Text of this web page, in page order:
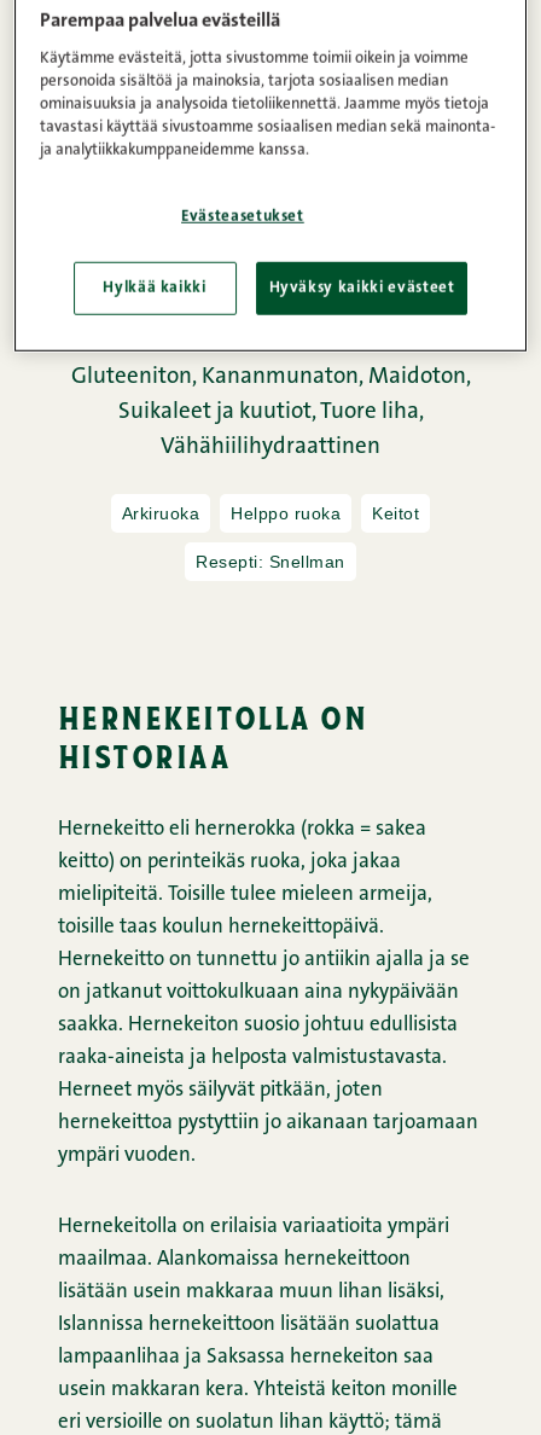
savustetusta porsaanlihasta. Tuliko tehtyä isompi
annos? Ei hätää, hernekeiton voi myös pakastaa.
Jälkiruoaksi sopivat hyvin letut tai pannukakku!
mukaan, esimerkiksi myös timjami, kerma ja sipuli
hernekeitto resepti, ole hyvä!
Gluteeniton, Kananmunaton, Maidoton,
Suikaleet ja kuutiot, Tuore liha,
Vähähiilihydraattinen
Arkiruoka Helppo ruoka Keitot
Resepti: Snellman
hernekeitolla on
historiaa
Hernekeitto eli hernerokka (rokka = sakea
keitto) on perinteikäs ruoka, joka jakaa
mielipiteitä. Toisille tulee mieleen armeija,
toisille taas koulun hernekeittopäivä.
Hernekeitto on tunnettu jo antiikin ajalla ja se
on jatkanut voittokulkuaan aina nykypäivään
saakka. Hernekeiton suosio johtuu edullisista
raaka-aineista ja helposta valmistustavasta.
Herneet myös säilyvät pitkään, joten
hernekeittoa pystyttiin jo aikanaan tarjoamaan
ympäri vuoden.
Hernekeitolla on erilaisia variaatioita ympäri
maailmaa. Alankomaissa hernekeittoon
lisätään usein makkaraa muun lihan lisäksi,
Islannissa hernekeittoon lisätään suolattua
lampaanlihaa ja Saksassa hernekeiton saa
usein makkaran kera. Yhteistä keiton monille
eri versioille on suolatun lihan käyttö; tämä
Parempaa palvelua evästeillä
Käytämme evästeitä, jotta sivustomme toimii oikein ja voimme
personoida sisältöä ja mainoksia, tarjota sosiaalisen median
ominaisuuksia ja analysoida tietoliikennettä. Jaamme myös tietoja
tavastasi käyttää sivustoamme sosiaalisen median sekä mainonta-
ja analytiikkakumppaneidemme kanssa.
Evästeasetukset
Hylkää kaikki Hyväksy kaikki evästeet